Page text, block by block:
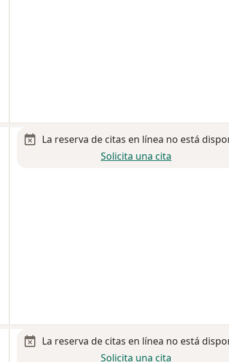
La reserva de citas en línea no está
Solicita una cita
La reserva de citas en línea no está
Solicita una cita